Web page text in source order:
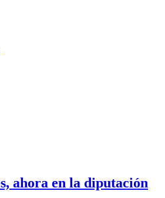
ahora en la diputación